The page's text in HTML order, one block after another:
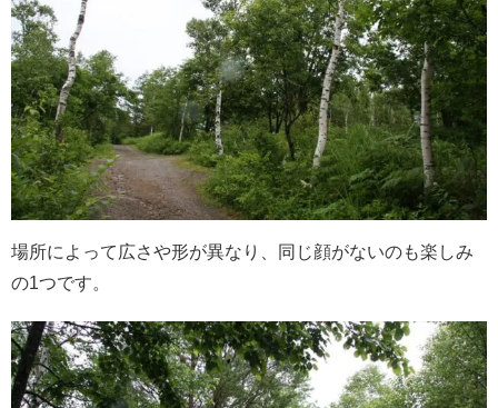
場所によって広さや形が異なり、同じ顔がないのも楽しみ
の1つです。